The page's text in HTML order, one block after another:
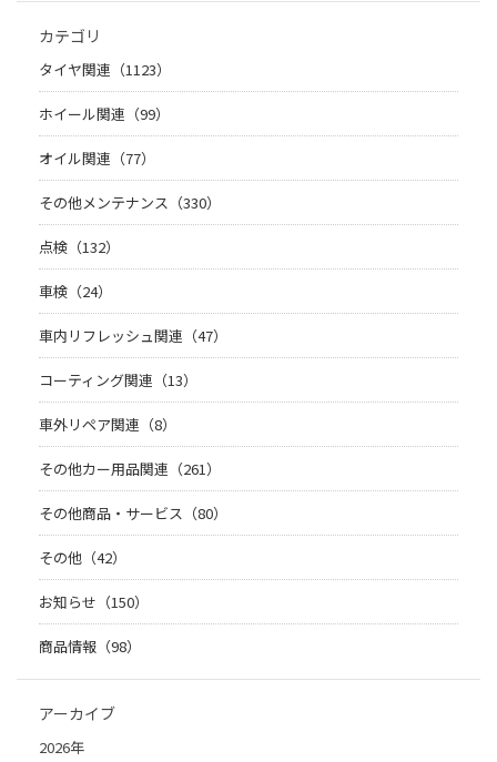
カテゴリ
タイヤ関連（1123）
ホイール関連（99）
オイル関連（77）
その他メンテナンス（330）
点検（132）
車検（24）
車内リフレッシュ関連（47）
コーティング関連（13）
車外リペア関連（8）
その他カー用品関連（261）
その他商品・サービス（80）
その他（42）
お知らせ（150）
商品情報（98）
アーカイブ
2026年